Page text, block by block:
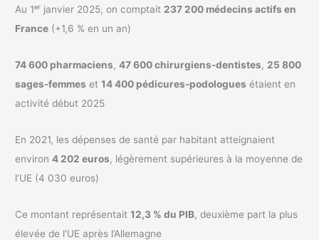
Au 1ᵉʳ janvier 2025, on comptait 237 200 médecins actifs en
France (+1,6 % en un an)
74 600 pharmaciens,47 600 chirurgiens-dentistes, 25 800
sages-femmes et14 400 pédicures-podologues étaient en
activité début 2025
En 2021, les dépenses de santé par habitant atteignaient
environ4 202 euros, légèrement supérieures à la moyenne de
l’UE (4 030 euros)
Ce montant représentait12,3 % du PIB, deuxième part la plus
élevée de l’UE après l’Allemagne